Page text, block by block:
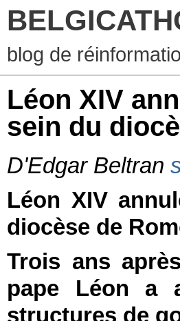
blog de
Léon XIV
sein du
D'Edgar Beltran
Léon XIV
diocèse de
Trois ans
pape Léon a
structures de